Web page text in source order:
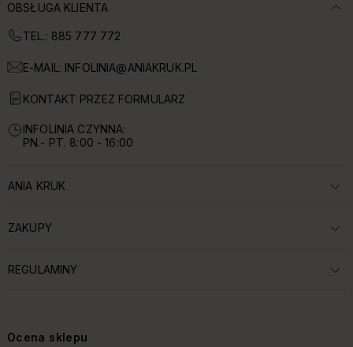
OBSŁUGA KLIENTA
TEL.: 885 777 772
E-MAIL: INFOLINIA@ANIAKRUK.PL
KONTAKT PRZEZ FORMULARZ
INFOLINIA CZYNNA:
PN.- PT. 8:00 - 16:00
ROZWIŃ SEKCJĘ:
ANIA KRUK
ROZWIŃ SEKCJĘ:
ZAKUPY
ROZWIŃ SEKCJĘ:
REGULAMINY
Ocena sklepu